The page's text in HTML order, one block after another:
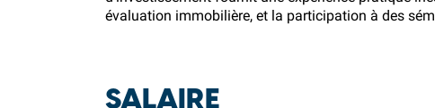
évaluation immobilière, et la participation à des
SALAIRE